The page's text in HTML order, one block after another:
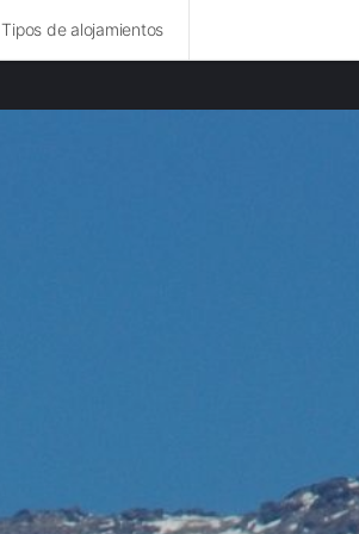
Tipos de alojamientos